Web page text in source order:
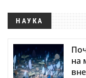
НАУКА
на